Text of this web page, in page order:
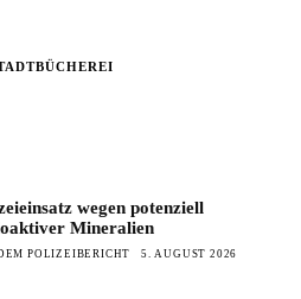
wegen potenziell
Mineralien
POLIZEIBERICHT 5. AUGUST 2026